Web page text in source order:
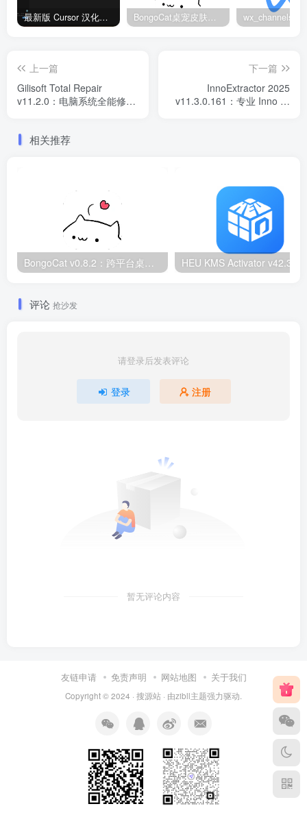
最新版 Cursor 汉化设置中文教程（两种简单方法，附中文语言包下载） BongoCat桌宠皮肤包大全：20款主题皮肤免费下载
上一篇
Gilisoft Total Repair
v11.2.0：电脑系统全能修复
下一篇
InnoExtractor 2025
v11.3.0.161：专业 Inno 安
相关推荐
BongoCat v0.8.2：跨平台桌面互动猫咪随加30款皮肤
评论 抢沙发
请登录后发表评论
登录 注册
暂无评论内容
友链申请 免责声明 网站地图 关于我们
Copyright © 2024 · 搜源站 · 由zibll主题强力驱动.